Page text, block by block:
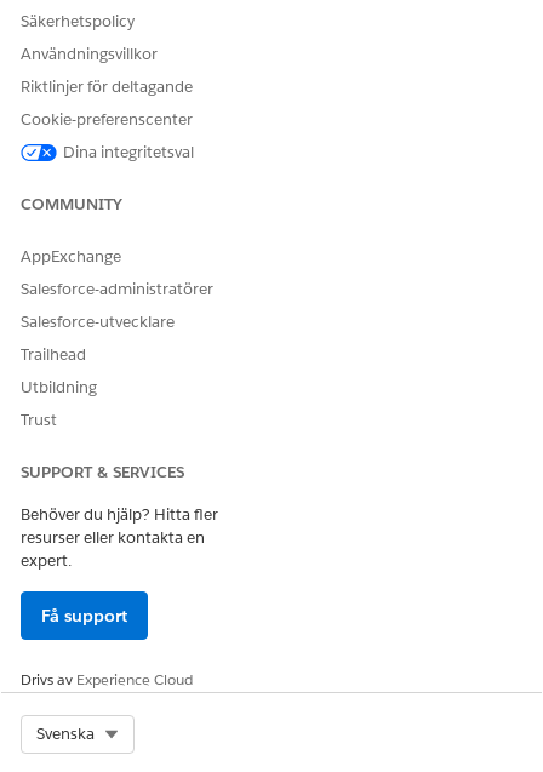
Hitta och väljUtvärderingsindikatordefinitioner
Appstartaren och klicka sedan på
Ge indikatorn ett namn och en beskrivning.
Nummer
Procent
Text
Decimal
Spara dina ändringar.
Säkerhetspolicy
Användningsvillkor
Riktlinjer för deltagande
Cookie-preferenscenter
Dina integritetsval
COMMUNITY
AppExchange
Salesforce-administratörer
Salesforce-utvecklare
Trailhead
Utbildning
Trust
SUPPORT & SERVICES
Behöver du hjälp? Hitta fler
resurser eller kontakta en
expert.
Få support
Drivs av Experience Cloud
Svenska